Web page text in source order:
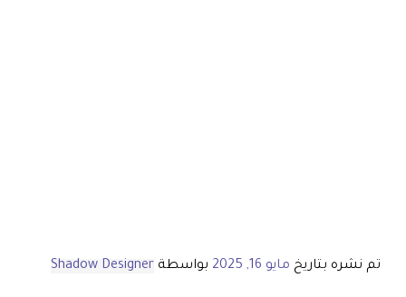
تم نشره بتاريخ مايو 16, 2025 بواسطة Shadow Designer